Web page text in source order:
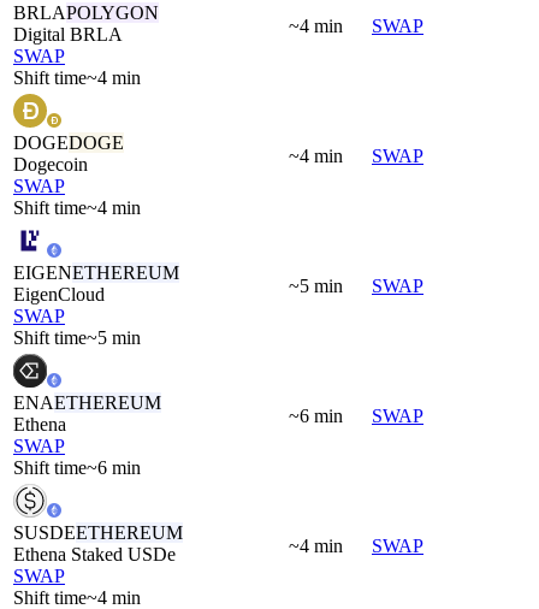
BRLAPOLYGON
Digital BRLA
SWAP
Shift time~4 min
~4 min SWAP
DOGEDOGE
Dogecoin
SWAP
Shift time~4 min
~4 min SWAP
EIGENETHEREUM
EigenCloud
SWAP
Shift time~5 min
~5 min SWAP
ENAETHEREUM
Ethena
SWAP
Shift time~6 min
~6 min SWAP
SUSDEETHEREUM
Ethena Staked USDe
SWAP
Shift time~4 min
~4 min SWAP